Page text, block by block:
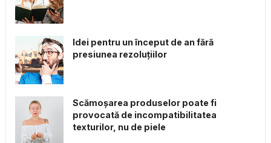
Idei pentru un început de an fără
presiunea rezoluțiilor
Scămoșarea produselor poate fi
provocată de incompatibilitatea
texturilor, nu de piele